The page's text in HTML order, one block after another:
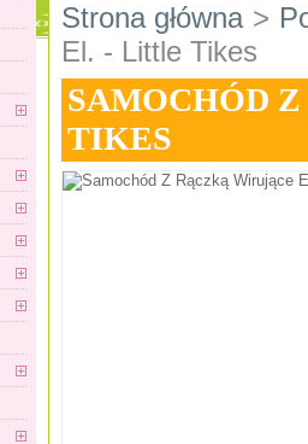
Strona główna >
El. - Little Tikes
SAMOCHÓD
TIKES